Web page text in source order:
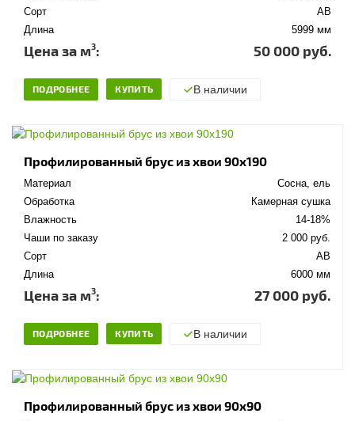
Сорт
АВ
Длина
5999 мм
Цена за м3: 50 000 руб.
ПОДРОБНЕЕ КУПИТЬ В наличии
Профилированный брус из хвои 90x190
Материал
Сосна, ель
Обработка
Камерная сушка
Влажность
14-18%
Чаши по заказу
2 000 руб.
Сорт
АВ
Длина
6000 мм
Цена за м3: 27 000 руб.
ПОДРОБНЕЕ КУПИТЬ В наличии
Профилированный брус из хвои 90x90